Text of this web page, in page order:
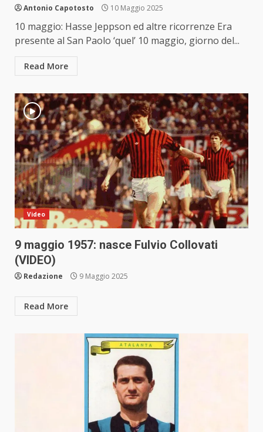
Antonio Capotosto 10 Maggio 2025
10 maggio: Hasse Jeppson ed altre ricorrenze Era
presente al San Paolo ‘quel’ 10 maggio, giorno del...
Read More
Video
9 maggio 1957: nasce Fulvio Collovati
(VIDEO)
Redazione 9 Maggio 2025
Read More